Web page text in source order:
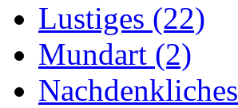
Lustiges (22)
Mundart (2)
Nachdenkliches